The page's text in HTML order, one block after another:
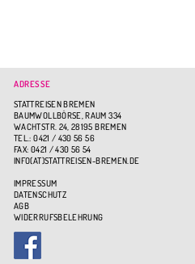
ADRESSE
STATTREISEN BREMEN
BAUMWOLLBÖRSE, RAUM 334
WACHTSTR. 24, 28195 BREMEN
TEL.: 0421 / 430 56 56
FAX: 0421 / 430 56 54
INFO(AT)STATTREISEN-BREMEN.DE
IMPRESSUM
DATENSCHUTZ
AGB
WIDERRUFSBELEHRUNG